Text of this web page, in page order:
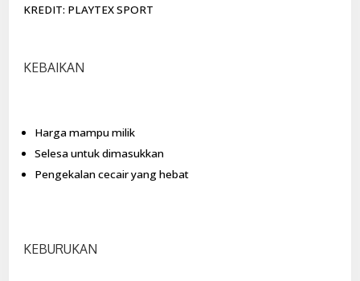
KREDIT: PLAYTEX SPORT
KEBAIKAN
Harga mampu milik
Selesa untuk dimasukkan
Pengekalan cecair yang hebat
KEBURUKAN